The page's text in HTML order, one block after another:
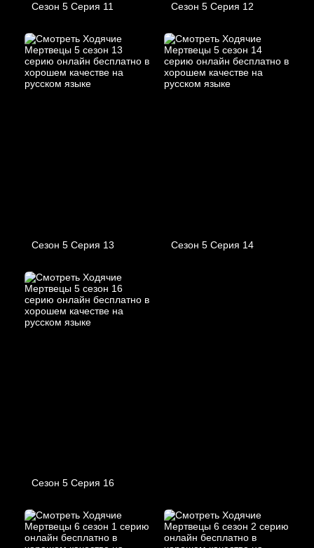
Сезон 5 Серия 11 Сезон 5 Серия 12
Сезон 5 Серия 13 Сезон 5 Серия 14
Сезон 5 Серия 16